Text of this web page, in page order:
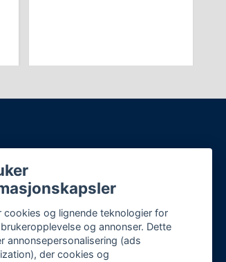
cookies og lignende teknologier for
og annonser. Dette
annonsepersonalisering (ads
der cookies og